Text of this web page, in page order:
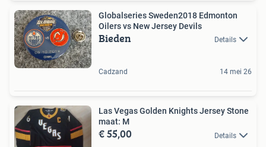
Globalseries Sweden2018 Edmonton
Oilers vs New Jersey Devils
Bieden Details
Cadzand 14 mei 26
Las Vegas Golden Knights Jersey Stone
maat: M
€ 55,00 Details